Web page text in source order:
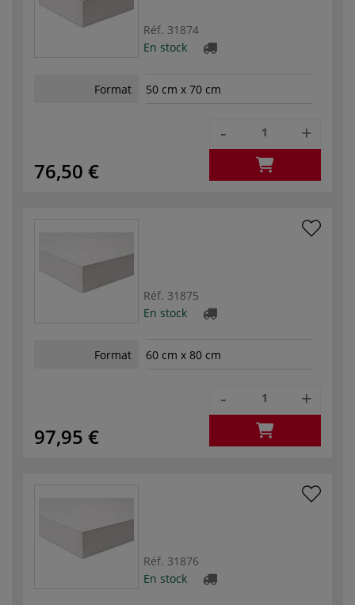
Réf. 31874
En stock
Format 50 cm x 70 cm
76,50 €
- +
Réf. 31875
En stock
Format 60 cm x 80 cm
97,95 €
- +
Réf. 31876
En stock